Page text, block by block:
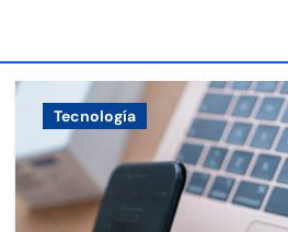
Tecnología